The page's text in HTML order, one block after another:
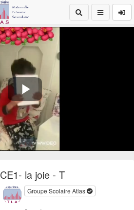
Play
Video
CE1- la joie - T
Groupe Scolaire Atlas